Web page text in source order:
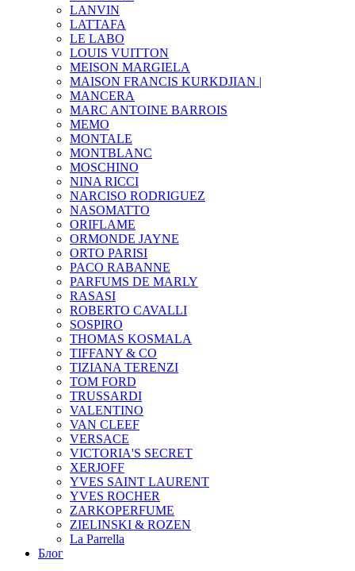
LANVIN
LATTAFA
LE LABO
LOUIS VUITTON
MEISON MARGIELA
MAISON FRANCIS KURKDJIAN |
MANCERA
MARC ANTOINE BARROIS
MEMO
MONTALE
MONTBLANC
MOSCHINO
NINA RICCI
NARCISO RODRIGUEZ
NASOMATTO
ORIFLAME
ORMONDE JAYNE
ORTO PARISI
PACO RABANNE
PARFUMS DE MARLY
RASASI
ROBERTO CAVALLI
SOSPIRO
THOMAS KOSMALA
TIFFANY & CO
TIZIANA TERENZI
TOM FORD
TRUSSARDI
VALENTINO
VAN CLEEF
VERSACE
VICTORIA'S SECRET
XERJOFF
YVES SAINT LAURENT
YVES ROCHER
ZARKOPERFUME
ZIELINSKI & ROZEN
La Parrella
Блог